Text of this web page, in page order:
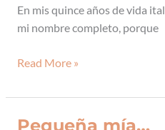
En mis quince años de vida
mi nombre completo, porque
Read More »
Pequeña mía…
Pequeña